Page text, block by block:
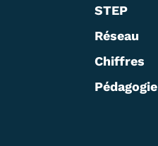
STEP
Réseau
Chiffres
Pédagogie